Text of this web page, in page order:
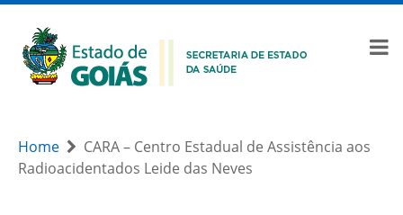
Home
CARA – Centro Estadual de Assistência aos
Radioacidentados Leide das Neves